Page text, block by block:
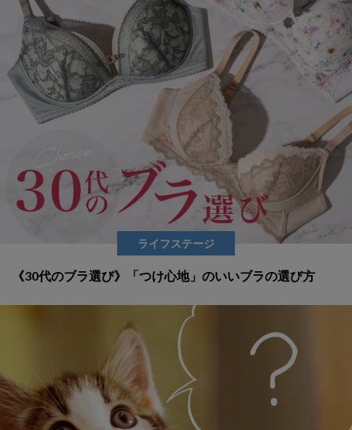
ライフステージ
《30代のブラ選び》「つけ心地」のいいブラの選び方